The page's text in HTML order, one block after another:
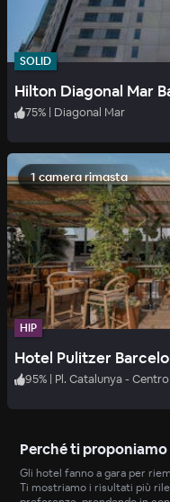
SOLID
Hilton Diagonal Mar
75% | Diagonal Mar
1 camera rimasta
HIP
Hotel Pulitzer
95% | Pl. Catalunya -
Perché ti
Gli hotel fanno a gara per
Ti mostriamo i risultati più